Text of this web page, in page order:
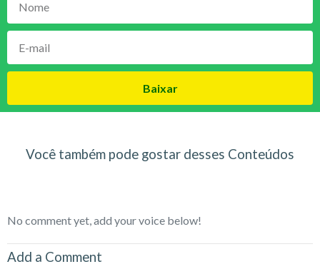
Baixar
Você também pode gostar desses Conteúdos
No comment yet, add your voice below!
Add a Comment